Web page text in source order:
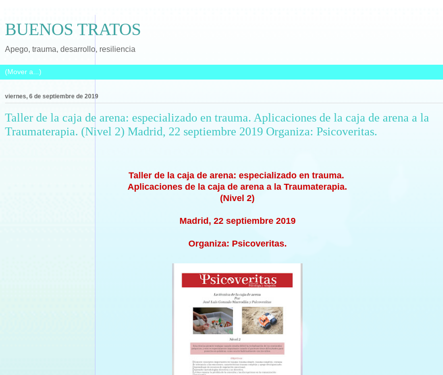
BUENOS TRATOS
Apego, trauma, desarrollo, resiliencia
viernes, 6 de septiembre de 2019
Taller de la caja de arena: especializado en trauma. Aplicaciones de la caja de arena a la
Traumaterapia. (Nivel 2) Madrid, 22 septiembre 2019 Organiza: Psicoveritas.
Taller de la caja de arena: especializado en trauma.
Aplicaciones de la caja de arena a la Traumaterapia.
(Nivel 2)
Madrid, 22 septiembre 2019
Organiza: Psicoveritas.